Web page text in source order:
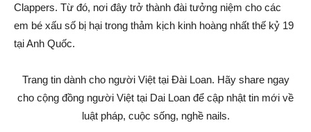
Clappers. Từ đó, nơi đây trở thành đài tưởng niệm cho các
em bé xấu số bị hại trong thảm kịch kinh hoàng nhất thế kỷ 19
tại Anh Quốc.
Trang tin dành cho người Việt tại Đài Loan. Hãy share ngay
cho cộng đồng người Việt tại Dai Loan để cập nhật tin mới về
luật pháp, cuộc sống, nghề nails.